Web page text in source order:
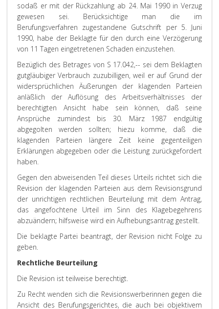
sodaß er mit der Rückzahlung ab 24. Mai 1990 in Verzug
gewesen sei. Berücksichtige man die im
Berufungsverfahren zugestandene Gutschrift per 5. Juni
1990, habe der Beklagte für den durch eine Verzögerung
von 11 Tagen eingetretenen Schaden einzustehen.
Bezüglich des Betrages von S 17.042,-- sei dem Beklagten
gutgläubiger Verbrauch zuzubilligen, weil er auf Grund der
widersprüchlichen Äußerungen der klagenden Parteien
anläßlich der Auflösung des Arbeitsverhältnisses der
berechtigten Ansicht habe sein können, daß seine
Ansprüche zumindest bis 30. März 1987 endgültig
abgegolten werden sollten; hiezu komme, daß die
klagenden Parteien längere Zeit keine gegenteiligen
Erklärungen abgegeben oder die Leistung zurückgefordert
haben.
Gegen den abweisenden Teil dieses Urteils richtet sich die
Revision der klagenden Parteien aus dem Revisionsgrund
der unrichtigen rechtlichen Beurteilung mit dem Antrag,
das angefochtene Urteil im Sinn des Klagebegehrens
abzuändern; hilfsweise wird ein Aufhebungsantrag gestellt.
Die beklagte Partei beantragt, der Revision nicht Folge zu
geben.
Rechtliche Beurteilung
Die Revision ist teilweise berechtigt.
Zu Recht wenden sich die Revisionswerberinnen gegen die
Ansicht des Berufungsgerichtes, die auch bei objektivem